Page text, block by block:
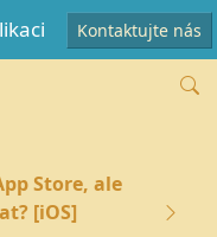
Kontaktujte nás
Store, ale
[iOS]